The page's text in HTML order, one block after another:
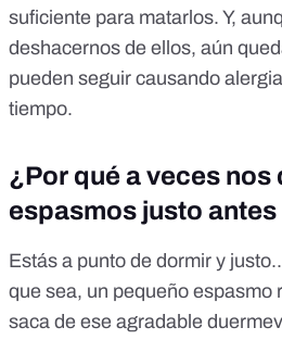
suficiente para matarlos. Y,
deshacernos de ellos, aún
pueden seguir causando
tiempo.
¿Por qué a veces nos
espasmos justo
Estás a punto de dormir y
que sea, un pequeño espasmo
saca de ese agradable